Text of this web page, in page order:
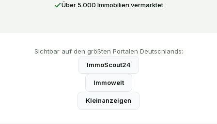
Über 5.000 Immobilien vermarktet
Sichtbar auf den größten Portalen Deutschlands:
ImmoScout24
Immowelt
Kleinanzeigen